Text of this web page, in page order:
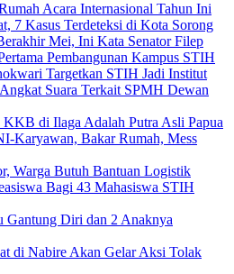
Acara Internasional Tahun Ini
7 Kasus Terdeteksi di Kota Sorong
Mei, Ini Kata Senator Filep
Pembangunan Kampus STIH
Targetkan STIH Jadi Institut
Suara Terkait SPMH Dewan
di Ilaga Adalah Putra Asli Papua
Karyawan, Bakar Rumah, Mess
Warga Butuh Bantuan Logistik
Bagi 43 Mahasiswa STIH
Diri dan 2 Anaknya
di Nabire Akan Gelar Aksi Tolak